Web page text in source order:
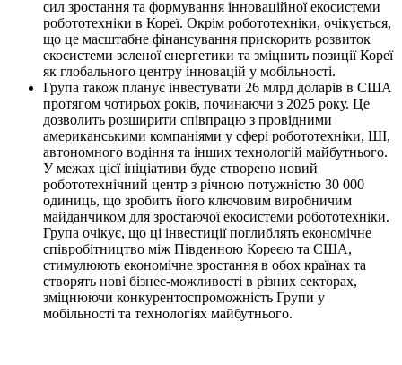
сил зростання та формування інноваційної екосистеми
робототехніки в Кореї. Окрім робототехніки, очікується,
що це масштабне фінансування прискорить розвиток
екосистеми зеленої енергетики та зміцнить позиції Кореї
як глобального центру інновацій у мобільності.
Група також планує інвестувати 26 млрд доларів в США
протягом чотирьох років, починаючи з 2025 року. Це
дозволить розширити співпрацю з провідними
американськими компаніями у сфері робототехніки, ШІ,
автономного водіння та інших технологій майбутнього.
У межах цієї ініціативи буде створено новий
робототехнічний центр з річною потужністю 30 000
одиниць, що зробить його ключовим виробничим
майданчиком для зростаючої екосистеми робототехніки.
Група очікує, що ці інвестиції поглиблять економічне
співробітництво між Південною Кореєю та США,
стимулюють економічне зростання в обох країнах та
створять нові бізнес-можливості в різних секторах,
зміцнюючи конкурентоспроможність Групи у
мобільності та технологіях майбутнього.